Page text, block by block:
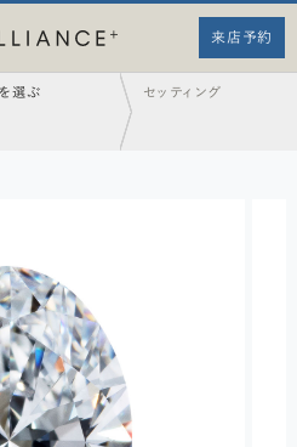
来店予約
選ぶ セッティング